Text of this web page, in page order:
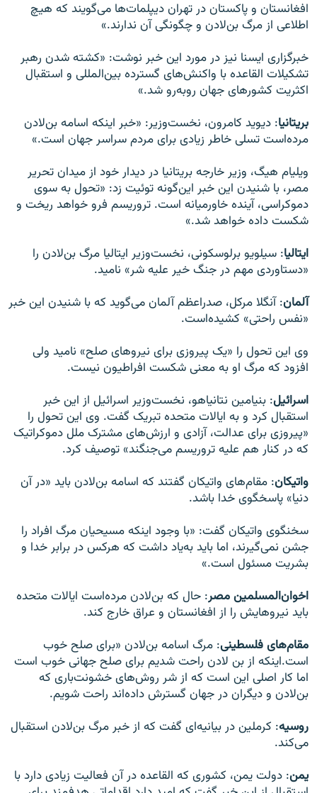
افغانستان و پاکستان در تهران دیپلمات‌ها می‌گویند که هیچ
اطلاعی از مرگ بن‌لادن و چگونگی آن ندارند.»
خبرگزاری ایسنا نیز در مورد این خبر نوشت: «کشته شدن رهبر
تشکیلات القاعده با واکنش‌های گسترده بین‌المللی و استقبال
اکثریت کشورهای جهان روبه‌رو شد.»
بریتانیا: دیوید کامرون، نخست‌وزیر: «خبر اینکه اسامه بن‌لادن
مرده‌است تسلی خاطر زیادی برای مردم سراسر جهان است.»
ویلیام هیگ، وزیر خارجه بریتانیا در دیدار خود از میدان تحریر
مصر، با شنیدن این خبر این‌گونه توئیت زد: «تحول به سوی
دموکراسی، آینده خاورمیانه است. تروریسم فرو خواهد ریخت و
شکست داده خواهد شد.»
ایتالیا: سیلویو برلوسکونی، نخست‌وزیر ایتالیا مرگ بن‌لادن را
«دستاوردی مهم در جنگ خیر علیه شر» نامید.
آلمان: آنگلا مرکل، صدراعظم آلمان می‌گوید که با شنیدن این خبر
«نفس راحتی» کشیده‌است.
وی این تحول را «یک پیروزی برای نیروهای صلح» نامید ولی
افزود که مرگ او به معنی شکست افراطیون نیست.
اسرائیل: بنیامین نتانیاهو، نخست‌وزیر اسرائیل از این خبر
استقبال کرد و به ایالات متحده تبریک گفت. وی این تحول را
«پیروزی برای عدالت، آزادی و ارزش‌های مشترک ملل دموکراتیک
که در کنار هم علیه تروریسم می‌جنگند» توصیف کرد.
واتیکان: مقام‌های واتیکان گفتند که اسامه بن‌لادن باید «در آن
دنیا» پاسخگوی خدا باشد.
سخنگوی واتیکان گفت: «با وجود اینکه مسیحیان مرگ افراد را
جشن نمی‌گیرند، اما باید به‌یاد داشت که هرکس در برابر خدا و
بشریت مسئول است.»
اخوان‌المسلمین مصر: حال که بن‌لادن مرده‌است ایالات متحده
باید نیروهایش را از افغانستان و عراق خارج کند.
مقام‌های فلسطینی: مرگ اسامه بن‌لادن «برای صلح خوب
است.اینکه از بن لادن راحت شدیم برای صلح جهانی خوب است
اما کار اصلی این است که از شر روش‌های خشونت‌باری که
بن‌لادن و دیگران در جهان گسترش داده‌اند راحت شویم.
روسیه: کرملین در بیانیه‌ای گفت که از خبر مرگ بن‌لادن استقبال
می‌کند.
یمن: دولت یمن، کشوری که القاعده در آن فعالیت زیادی دارد با